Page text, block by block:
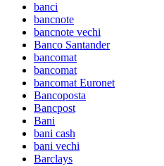
banci
bancnote
bancnote vechi
Banco Santander
bancomat
bancomat
bancomat Euronet
Bancoposta
Bancpost
Bani
bani cash
bani vechi
Barclays